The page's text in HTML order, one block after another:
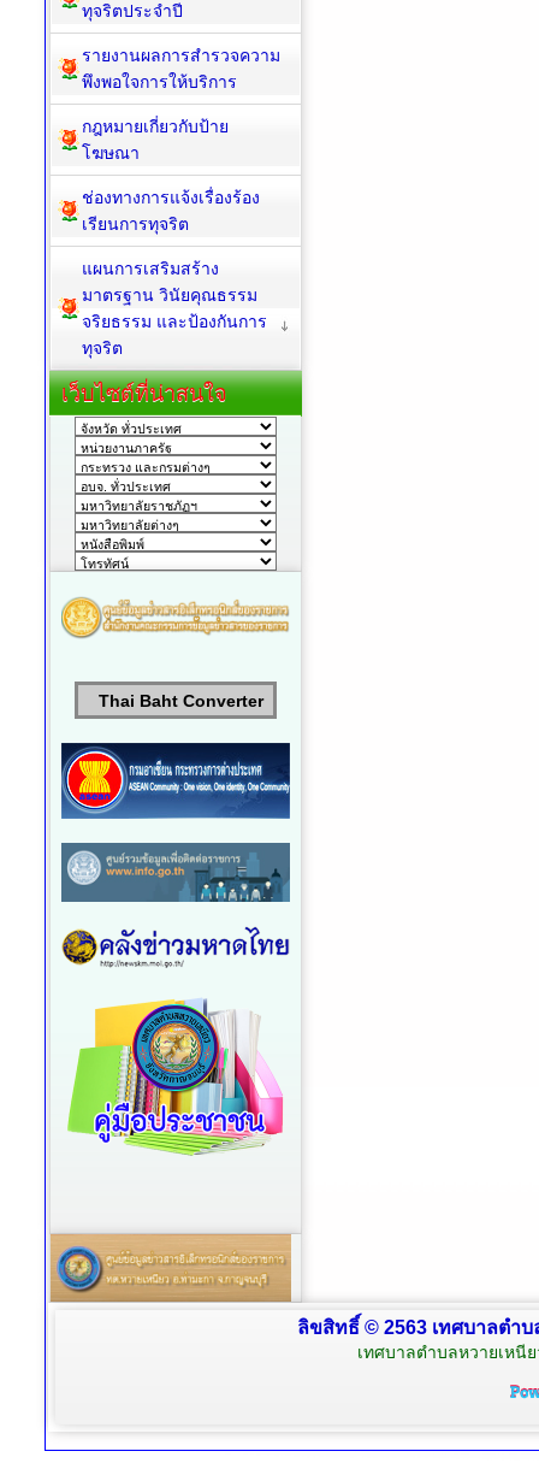
ทุจริตประจำปี
รายงานผลการสำรวจความ
พึงพอใจการให้บริการ
กฎหมายเกี่ยวกับป้าย
โฆษณา
ช่องทางการแจ้งเรื่องร้อง
เรียนการทุจริต
แผนการเสริมสร้าง
มาตรฐาน วินัยคุณธรรม
จริยธรรม และป้องกันการ
ทุจริต
เว็บไซต์ที่น่าสนใจ
Thai Baht Converter
ลิขสิทธิ์ © 2563 เทศบาลตำ
เทศบาลตำบลหวายเหนี